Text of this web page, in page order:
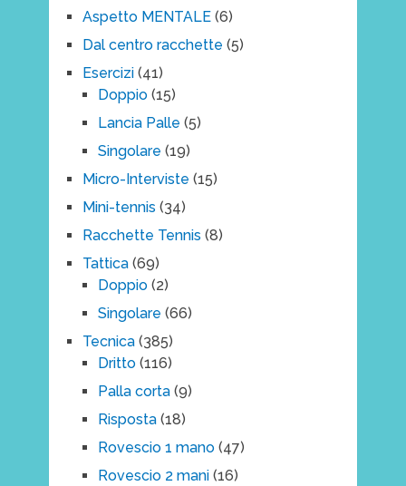
Aspetto MENTALE(6)
Dal centro racchette (5)
Esercizi(41)
Doppio(15)
Lancia Palle (5)
Singolare (19)
Micro-Interviste (15)
Mini-tennis (34)
Racchette Tennis (8)
Tattica(69)
Doppio(2)
Singolare (66)
Tecnica(385)
Dritto(116)
Palla corta(9)
Risposta(18)
Rovescio 1 mano(47)
Rovescio 2 mani(16)